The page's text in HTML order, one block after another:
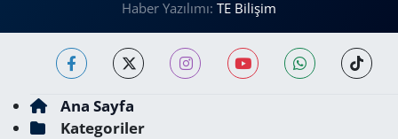
Haber Yazılımı: TE Bilişim
Ana Sayfa
Kategoriler